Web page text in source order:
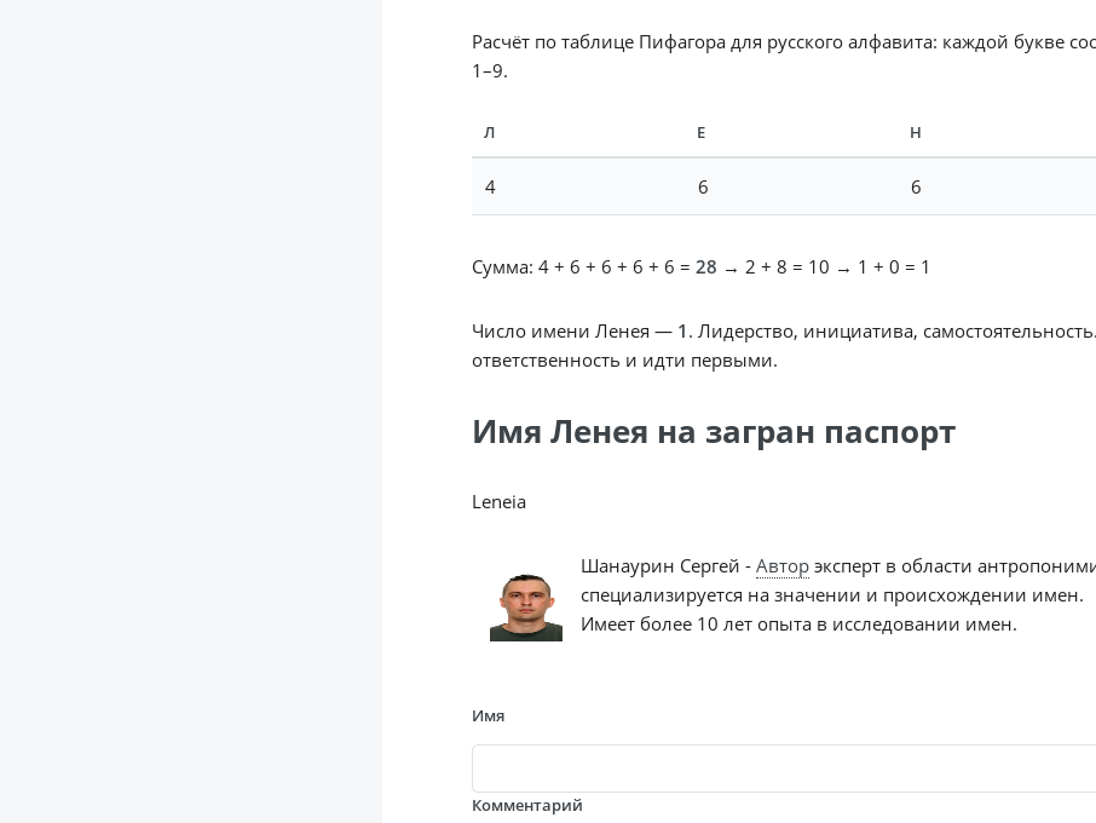
Расчёт по таблице Пифагора для русского алфавита: каждой букве
1–9.
Л Е Н
4 6 6
Сумма: 4 + 6 + 6 + 6 + 6 = 28 → 2 + 8 = 10 → 1 + 0 = 1
Число имени Ленея — 1 . Лидерство, инициатива,
ответственность и идти первыми.
Имя Ленея на загран паспорт
Leneia
Шанаурин Сергей - Авторэксперт в области
специализируется на значении и происхождении имен.
Имеет более 10 лет опыта в исследовании имен.
Имя
Комментарий